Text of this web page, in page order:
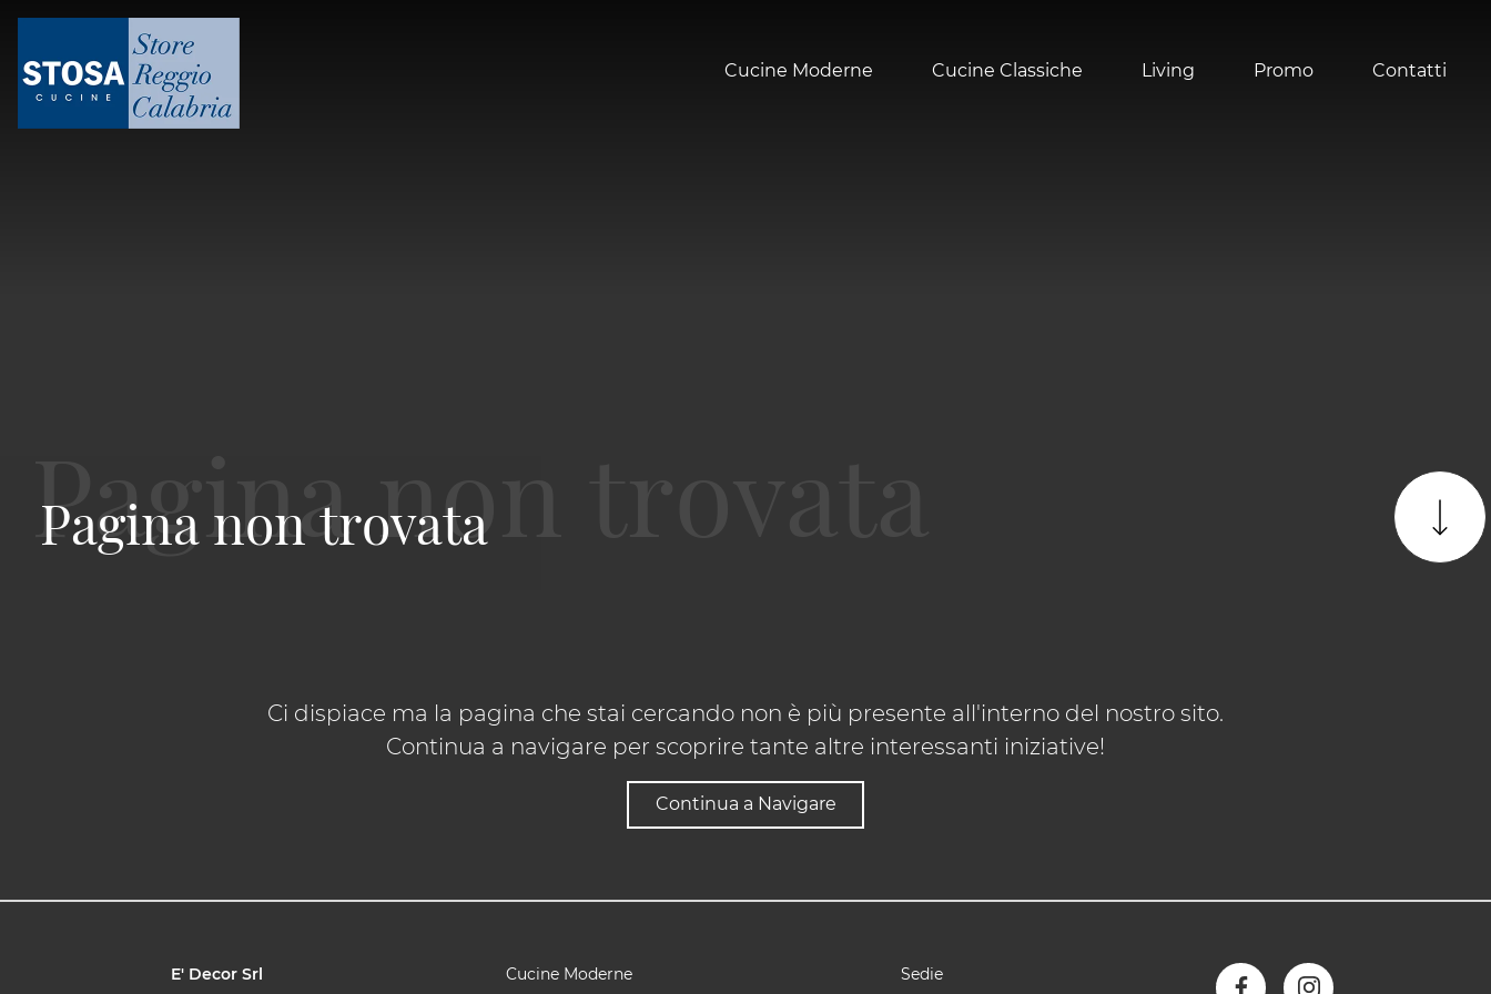
Cucine Moderne Cucine Classiche Living Promo Contatti
Pagina non trovata
Ci dispiace ma la pagina che stai cercando non è più presente all'interno del nostro sito.
Continua a navigare per scoprire tante altre interessanti iniziative!
Continua a Navigare
E' Decor Srl Cucine Moderne Sedie